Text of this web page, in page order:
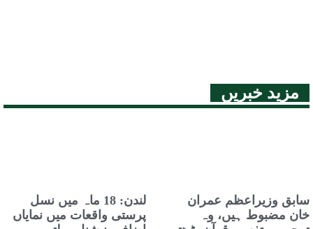
مزید خبریں
لندن: 18 ماہ میں نسل
پرستی واقعات میں نمایاں
سابق وزیراعظم عمران
خان مضبوط ہیں، وہ